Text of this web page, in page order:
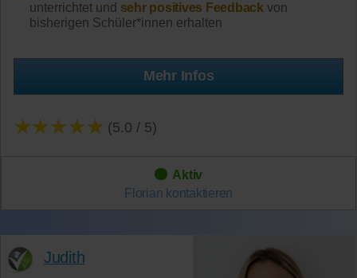
unterrichtet und sehr positives Feedback von
bisherigen Schüler*innen erhalten
Mehr Infos
★★★★★ (5.0 / 5)
Aktiv
Florian kontaktieren
Judith